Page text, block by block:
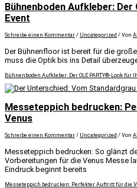
Bühnenboden Aufkleber:
Event
Schreibe einen Kommentar / Uncategorized / Von
Der Bühnenfloor ist bereit für die
muss die Optik bis ins Detail
Bühnenboden Aufkleber: Der OLE PARTY®-Look für
Messeteppich bedrucken:
Venus
Schreibe einen Kommentar / Uncategorized / Von
Messeteppich bedrucken: So glänzt
Vorbereitungen für die Venus Messe
Eindruck beginnt bereits
Messeteppich bedrucken: Perfekter Auftritt für die